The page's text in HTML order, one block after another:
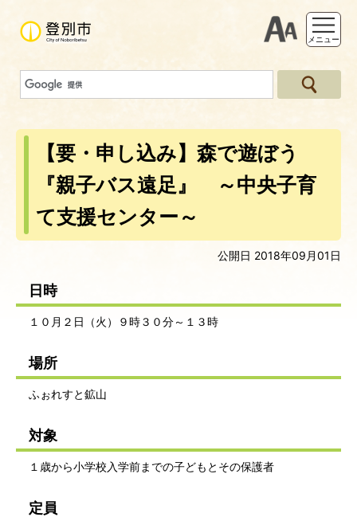
支援ツー
メニュー
【要・申し込み】森で遊ぼう
『親子バス遠足』 ～中央子育
て支援センター～
公開日 2018年09月01日
日時
１０月２日（火）９時３０分～１３時
場所
ふぉれすと鉱山
対象
１歳から小学校入学前までの子どもとその保護者
定員